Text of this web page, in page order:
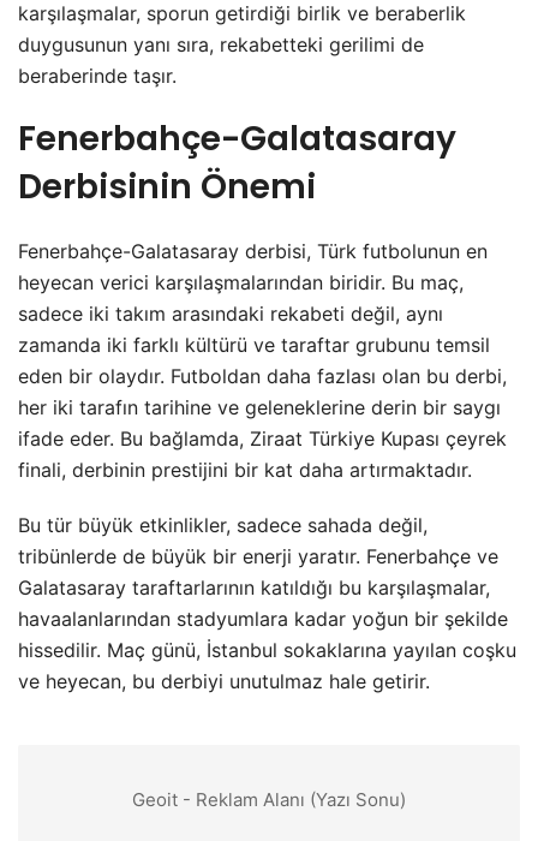
karşılaşmalar, sporun getirdiği birlik ve beraberlik
duygusunun yanı sıra, rekabetteki gerilimi de
beraberinde taşır.
Fenerbahçe-Galatasaray
Derbisinin Önemi
Fenerbahçe-Galatasaray derbisi, Türk futbolunun en
heyecan verici karşılaşmalarından biridir. Bu maç,
sadece iki takım arasındaki rekabeti değil, aynı
zamanda iki farklı kültürü ve taraftar grubunu temsil
eden bir olaydır. Futboldan daha fazlası olan bu derbi,
her iki tarafın tarihine ve geleneklerine derin bir saygı
ifade eder. Bu bağlamda, Ziraat Türkiye Kupası çeyrek
finali, derbinin prestijini bir kat daha artırmaktadır.
Bu tür büyük etkinlikler, sadece sahada değil,
tribünlerde de büyük bir enerji yaratır. Fenerbahçe ve
Galatasaray taraftarlarının katıldığı bu karşılaşmalar,
havaalanlarından stadyumlara kadar yoğun bir şekilde
hissedilir. Maç günü, İstanbul sokaklarına yayılan coşku
ve heyecan, bu derbiyi unutulmaz hale getirir.
Geoit - Reklam Alanı (Yazı Sonu)